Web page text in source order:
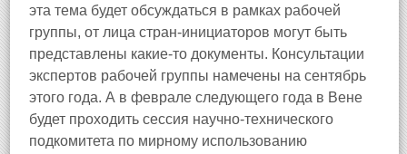
эта тема будет обсуждаться в рамках рабочей
группы, от лица стран-инициаторов могут быть
представлены какие-то документы. Консультации
экспертов рабочей группы намечены на сентябрь
этого года. А в феврале следующего года в Вене
будет проходить сессия научно-технического
подкомитета по мирному использованию